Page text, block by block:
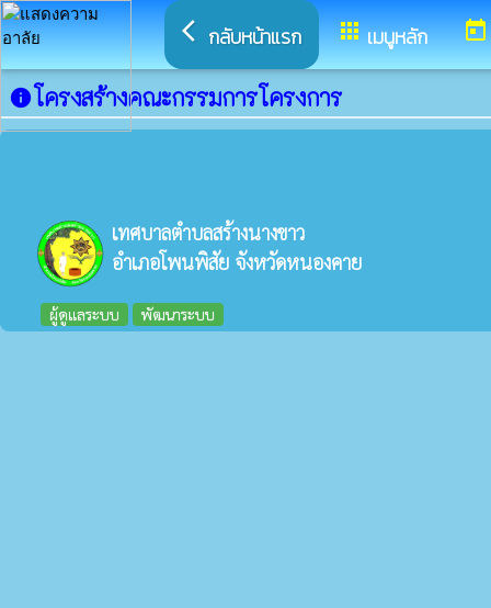
arrow_back_ios กลับหน้าแรก appsเมนูหลัก today
infoโครงสร้างคณะกรรมการโครงการ
เทศบาลตำบลสร้างนางขาว
อำเภอโพนพิสัย จังหวัดหนองคาย
ผู้ดูแลระบบ พัฒนาระบบ